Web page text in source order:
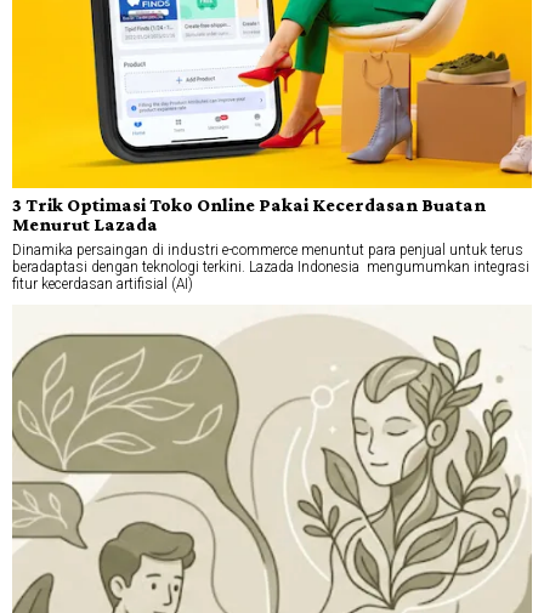
3 Trik Optimasi Toko Online Pakai Kecerdasan Buatan
Menurut Lazada
Dinamika persaingan di industri e-commerce menuntut para penjual untuk terus
beradaptasi dengan teknologi terkini. Lazada Indonesia mengumumkan integrasi
fitur kecerdasan artifisial (AI)